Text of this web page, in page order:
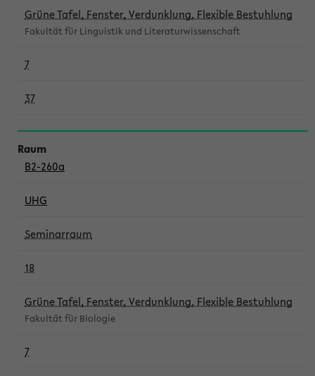
Grüne Tafel, Fenster, Verdunklung, Flexible Bestuhlung
Fakultät für Linguistik und Literaturwissenschaft
7
37
B2-260a
UHG
Seminarraum
18
Grüne Tafel, Fenster, Verdunklung, Flexible Bestuhlung
Fakultät für Biologie
7